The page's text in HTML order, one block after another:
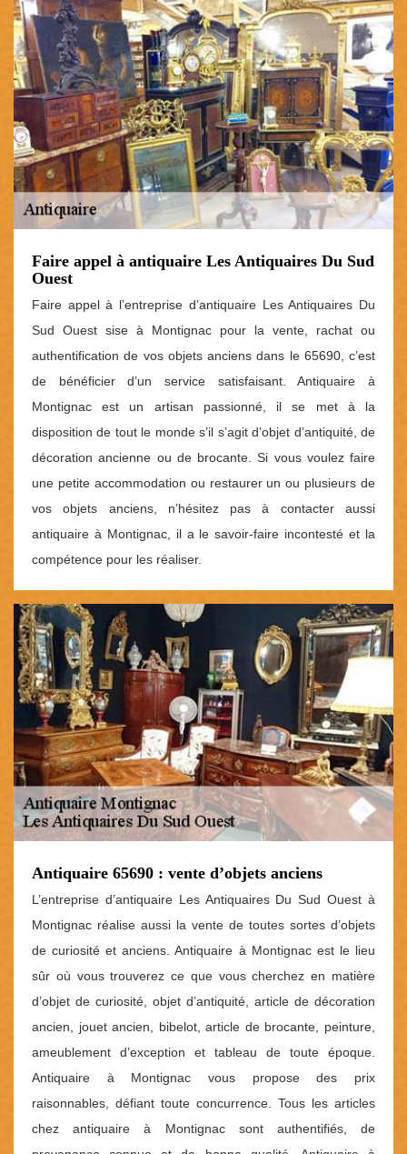
Faire appel à antiquaire Les Antiquaires Du Sud
Ouest
Faire appel à l’entreprise d’antiquaire Les Antiquaires Du
Sud Ouest sise à Montignac pour la vente, rachat ou
authentification de vos objets anciens dans le 65690, c’est
de bénéficier d’un service satisfaisant. Antiquaire à
Montignac est un artisan passionné, il se met à la
disposition de tout le monde s’il s’agit d’objet d’antiquité, de
décoration ancienne ou de brocante. Si vous voulez faire
une petite accommodation ou restaurer un ou plusieurs de
vos objets anciens, n’hésitez pas à contacter aussi
antiquaire à Montignac, il a le savoir-faire incontesté et la
compétence pour les réaliser.
Antiquaire 65690 : vente d’objets anciens
L’entreprise d’antiquaire Les Antiquaires Du Sud Ouest à
Montignac réalise aussi la vente de toutes sortes d’objets
de curiosité et anciens. Antiquaire à Montignac est le lieu
sûr où vous trouverez ce que vous cherchez en matière
d’objet de curiosité, objet d’antiquité, article de décoration
ancien, jouet ancien, bibelot, article de brocante, peinture,
ameublement d’exception et tableau de toute époque.
Antiquaire à Montignac vous propose des prix
raisonnables, défiant toute concurrence. Tous les articles
chez antiquaire à Montignac sont authentifiés, de